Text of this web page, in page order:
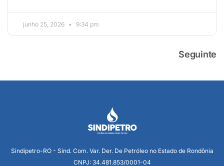
junho 25, 2026 9:34 pm
Seguinte
Sindipetro-RO - Sind. Com. Var. Der. De Petróleo no Estado de Rondônia
CNPJ: 34.481.853/0001-04